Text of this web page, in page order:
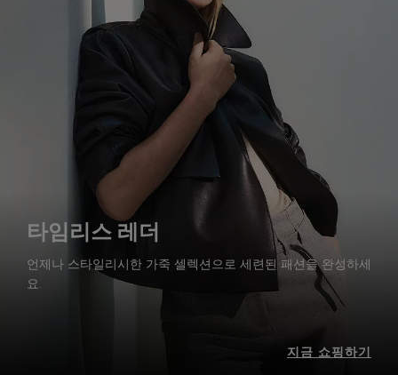
타임리스 레더
언제나 스타일리시한 가죽 셀렉션으로 세련된 패션을 완성하세
요.
지금 쇼핑하기